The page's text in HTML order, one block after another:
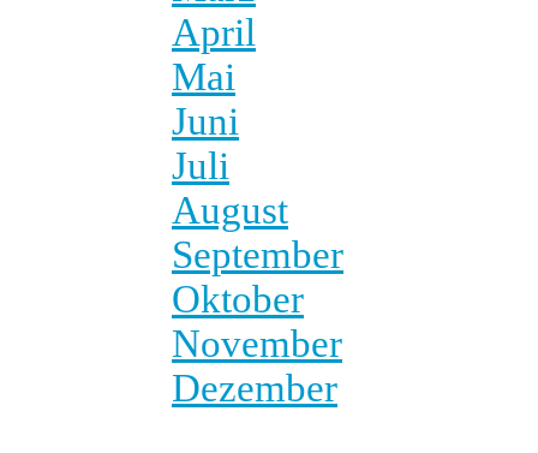
April
Mai
Juni
Juli
August
September
Oktober
November
Dezember